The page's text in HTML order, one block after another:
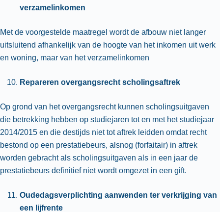
verzamelinkomen
Met de voorgestelde maatregel wordt de afbouw niet langer
uitsluitend afhankelijk van de hoogte van het inkomen uit werk
en woning, maar van het verzamelinkomen
Repareren overgangsrecht scholingsaftrek
Op grond van het overgangsrecht kunnen scholingsuitgaven
die betrekking hebben op studiejaren tot en met het studiejaar
2014/2015 en die destijds niet tot aftrek leidden omdat recht
bestond op een prestatiebeurs, alsnog (forfaitair) in aftrek
worden gebracht als scholingsuitgaven als in een jaar de
prestatiebeurs definitief niet wordt omgezet in een gift.
Oudedagsverplichting aanwenden ter verkrijging van
een lijfrente